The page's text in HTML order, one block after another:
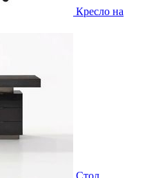
Кресло на
Стол